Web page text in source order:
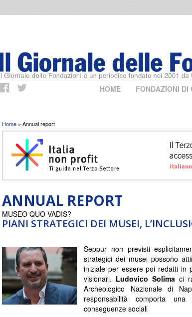
HOME FONDAZIONI DI
Tu sei qui
Home » Annual report
ANNUAL REPORT
PIANI STRATEGICI DEI MUSEI,
MUSEO QUO VADIS?
Seppur non previsti
strategici dei musei possono
iniziale per essere poi redatti in
visionari. Ludovico Solima ci
Archeologico Nazionale di
responsabilità comporta
conseguenze sociali